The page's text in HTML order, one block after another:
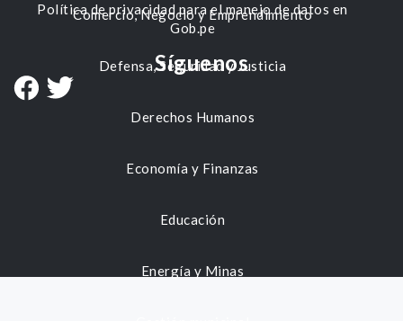
Comercio, Negocio y Emprendimiento
Defensa, Seguridad y Justicia
Derechos Humanos
Economía y Finanzas
Educación
Energía y Minas
Política de privacidad para el manejo de datos en
Gob.pe
Síguenos